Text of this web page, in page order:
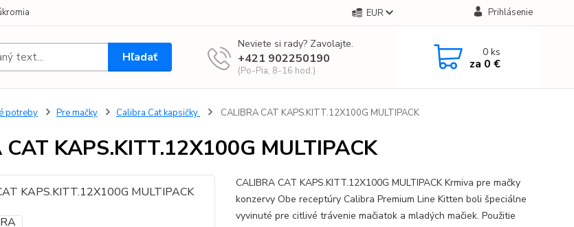
EUR Prihlásenie
Hľadať
Neviete si rady? Zavolajte.
+421 902250190
(Po-Pia, 8-16 hod.)
0ks
za 0 €
potreby Pre mačky Calibra Cat kapsičky CALIBRA CAT KAPS.KITT.12X100G MULTIPACK
CAT KAPS.KITT.12X100G MULTIPACK
CALIBRA CAT KAPS.KITT.12X100G MULTIPACK Krmiva pre mačky
konzervy Obe receptúry Calibra Premium Line Kitten boli špeciálne
vyvinuté pre citlivé trávenie mačiatok a mladých mačiek. Použitie